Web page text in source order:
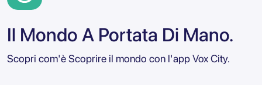
Il Mondo A Portata Di Mano.
Scopri com'è Scoprire il mondo con l'app Vox City.